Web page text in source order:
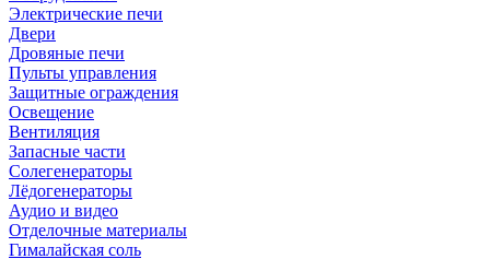
Электрические печи
Двери
Дровяные печи
Пульты управления
Защитные ограждения
Освещение
Вентиляция
Запасные части
Солегенераторы
Лёдогенераторы
Аудио и видео
Отделочные материалы
Гималайская соль